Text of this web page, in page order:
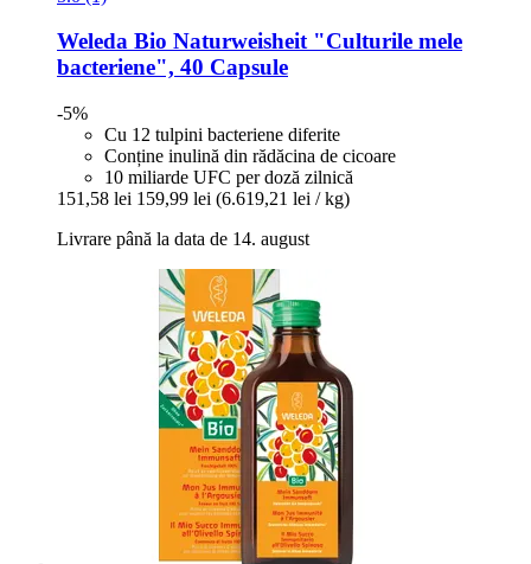
Weleda Bio Naturweisheit "Culturile mele
bacteriene", 40 Capsule
-5%
Cu 12 tulpini bacteriene diferite
Conține inulină din rădăcina de cicoare
10 miliarde UFC per doză zilnică
151,58 lei 159,99 lei (6.619,21 lei / kg)
Livrare până la data de 14. august